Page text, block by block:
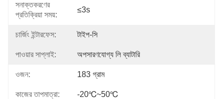
সনাক্তকরণের
প্রতিক্রিয়া সময়:
≤3s
চার্জিং ইন্টারফেস: টাইপ-সি
পাওয়ার সাপ্লাই: অপসারণযোগ্য লি ব্যাটারি
ওজন: 183 গ্রাম
কাজের তাপমাত্রা: -20℃~50℃